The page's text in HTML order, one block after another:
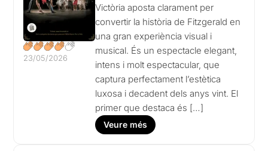
23/05/2026
Victòria aposta clarament per
convertir la història de Fitzgerald en
una gran experiència visual i
musical. És un espectacle elegant,
intens i molt espectacular, que
captura perfectament l’estètica
luxosa i decadent dels anys vint. El
primer que destaca és […]
Veure més